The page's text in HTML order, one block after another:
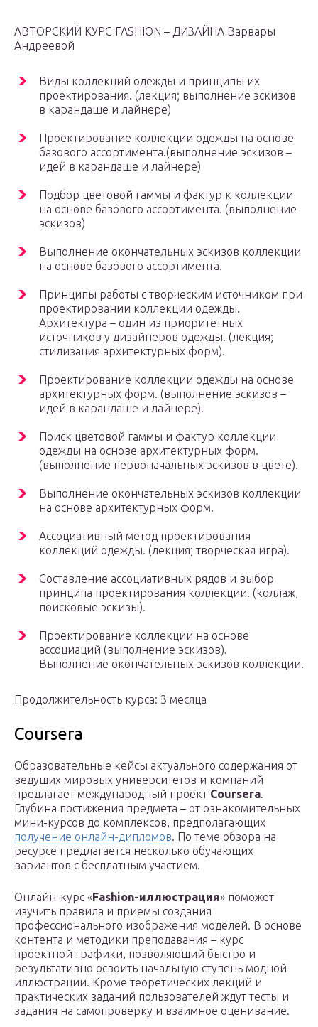
АВТОРСКИЙ КУРС FASHION – ДИЗАЙНА Варвары
Андреевой
Виды коллекций одежды и принципы их
проектирования. (лекция; выполнение эскизов
в карандаше и лайнере)
Проектирование коллекции одежды на основе
базового ассортимента.(выполнение эскизов –
идей в карандаше и лайнере)
Подбор цветовой гаммы и фактур к коллекции
на основе базового ассортимента. (выполнение
эскизов)
Выполнение окончательных эскизов коллекции
на основе базового ассортимента.
Принципы работы с творческим источником при
проектировании коллекции одежды.
Архитектура – один из приоритетных
источников у дизайнеров одежды. (лекция;
стилизация архитектурных форм).
Проектирование коллекции одежды на основе
архитектурных форм. (выполнение эскизов –
идей в карандаше и лайнере).
Поиск цветовой гаммы и фактур коллекции
одежды на основе архитектурных форм.
(выполнение первоначальных эскизов в цвете).
Выполнение окончательных эскизов коллекции
на основе архитектурных форм.
Ассоциативный метод проектирования
коллекций одежды. (лекция; творческая игра).
Составление ассоциативных рядов и выбор
принципа проектирования коллекции. (коллаж,
поисковые эскизы).
Проектирование коллекции на основе
ассоциаций (выполнение эскизов).
Выполнение окончательных эскизов коллекции.
Продолжительность курса: 3 месяца
Coursera
Образовательные кейсы актуального содержания от
ведущих мировых университетов и компаний
предлагает международный проект Coursera.
Глубина постижения предмета – от ознакомительных
мини-курсов до комплексов, предполагающих
получение онлайн-дипломов. По теме обзора на
ресурсе предлагается несколько обучающих
вариантов с бесплатным участием.
Онлайн-курс «Fashion-иллюстрация» поможет
изучить правила и приемы создания
профессионального изображения моделей. В основе
контента и методики преподавания – курс
проектной графики, позволяющий быстро и
результативно освоить начальную ступень модной
иллюстрации. Кроме теоретических лекций и
практических заданий пользователей ждут тесты и
задания на самопроверку и взаимное оценивание.